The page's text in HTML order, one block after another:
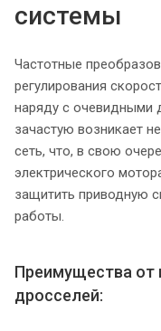
системы
Частотные
регулирования
наряду с очевидными
зачастую возникает
сеть, что, в свою
электрического
защитить приводную
работы.
Преимущества от
дросселей: